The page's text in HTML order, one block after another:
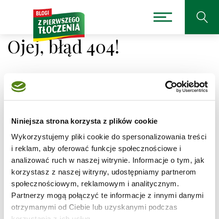
Niniejsza strona korzysta z plików cookie
Wykorzystujemy pliki cookie do spersonalizowania treści
i reklam, aby oferować funkcje społecznościowe i
analizować ruch w naszej witrynie. Informacje o tym, jak
korzystasz z naszej witryny, udostępniamy partnerom
społecznościowym, reklamowym i analitycznym.
Partnerzy mogą połączyć te informacje z innymi danymi
otrzymanymi od Ciebie lub uzyskanymi podczas
Ojej, błąd 404!
odnaleźć strony, której
szukasz.
Adres, który próbujesz odwiedzić/przepisy/bigos/8
jest obecnie niedostępny.
Sprawdź pisownię adresu lub skorzystaj z wyszukiwarki